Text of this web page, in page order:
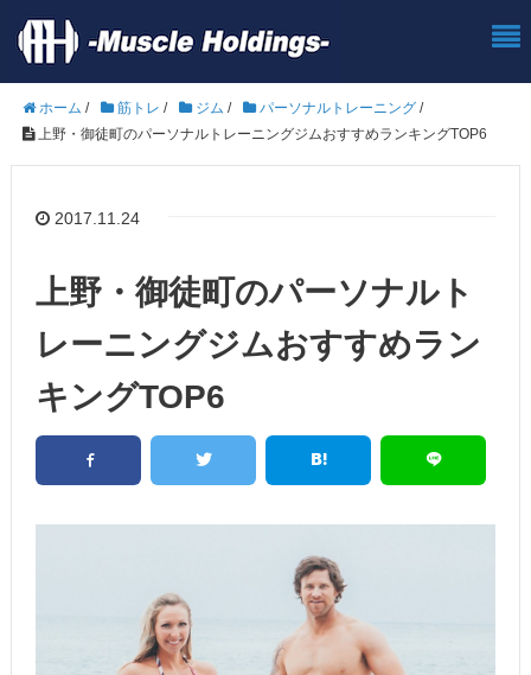
ホーム / 筋トレ / ジム / パーソナルトレーニング /
上野・御徒町のパーソナルトレーニングジムおすすめランキングTOP6
2017.11.24
上野・御徒町のパーソナルト
レーニングジムおすすめラン
キングTOP6